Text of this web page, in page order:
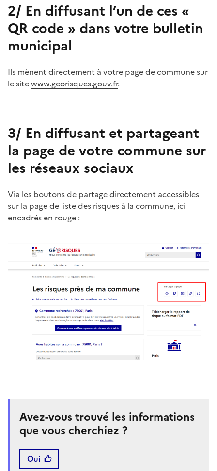
2/ En diffusant l’un de ces «
QR code » dans votre bulletin
municipal
Ils mènent directement à votre page de commune sur
le sitewww.georisques.gouv.fr.
3/ En diffusant et partageant
la page de votre commune sur
les réseaux sociaux
Via les boutons de partage directement accessibles
sur la page de liste des risques à la commune, ici
encadrés en rouge :
Avez-vous trouvé les informations
que vous cherchiez ?
Oui